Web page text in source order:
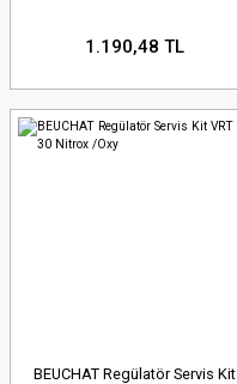
1.190,48 TL
BEUCHAT Regülatör Servis Kit